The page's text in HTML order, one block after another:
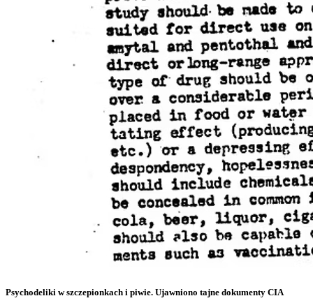
Psychodeliki w szczepionkach i piwie. Ujawniono tajne dokumenty CIA